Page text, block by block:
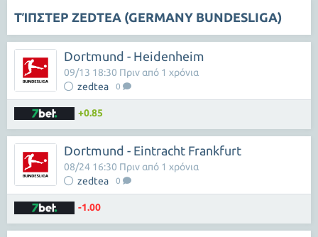
ΤΊΠΣΤΕΡ ZEDTEA (GERMANY BUNDESLIGA)
Dortmund - Heidenheim
zedtea 0
09/13 18:30 Πριν από 1 χρόνια
+0.85
Dortmund - Eintracht Frankfurt
zedtea 0
08/24 16:30 Πριν από 1 χρόνια
-1.00